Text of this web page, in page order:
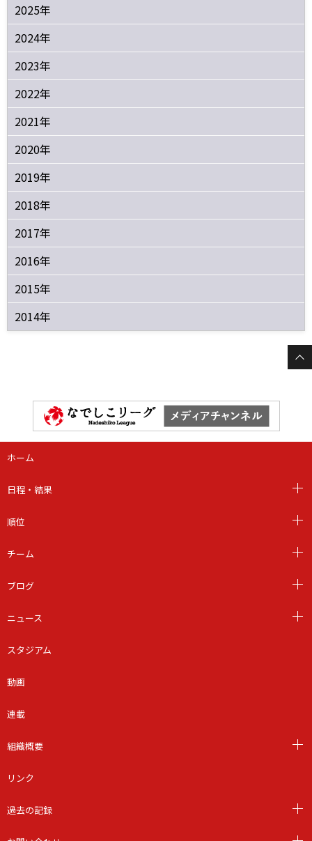
2025年
2024年
2023年
2022年
2021年
2020年
2019年
2018年
2017年
2016年
2015年
2014年
ホーム
日程・結果
順位
チーム
ブログ
ニュース
スタジアム
動画
連載
組織概要
リンク
過去の記録